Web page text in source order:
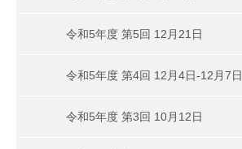
令和5年度 第5回 12月21日
令和5年度 第4回 12月4日-12月7日
令和5年度 第3回 10月12日